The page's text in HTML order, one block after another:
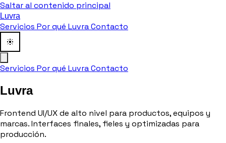
Saltar al contenido principal
Luvra
Servicios Por qué LuvraContacto
Servicios Por qué LuvraContacto
Luvra
Frontend UI/UX de alto nivel para productos, equipos y
marcas.Interfaces finales, fieles y optimizadas para
producción.